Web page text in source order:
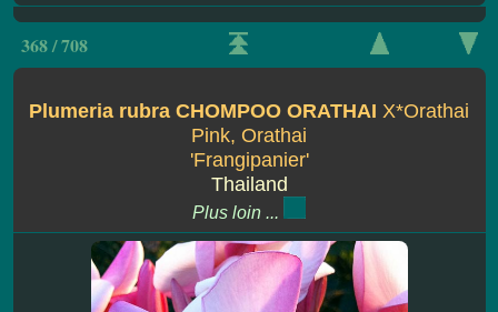
368 / 708
Plumeria rubra CHOMPOO ORATHAI X*Orathai
Pink, Orathai
'Frangipanier'
Thailand
Plus loin ...